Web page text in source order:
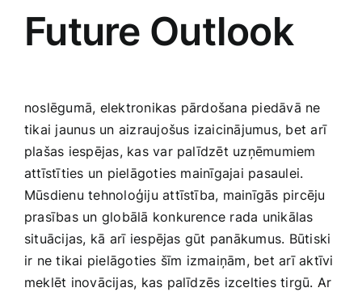
Future Outlook
noslēgumā,‌ elektronikas pārdošana piedāvā ne
tikai jaunus un aizraujošus ​izaicinājumus, bet arī
plašas iespējas, kas var palīdzēt uzņēmumiem
attīstīties un pielāgoties mainīgajai pasaulei.
Mūsdienu tehnoloģiju attīstība, mainīgās ‌pircēju
prasības un globālā konkurence rada unikālas
situācijas, kā arī⁤ iespējas gūt panākumus. Būtiski
ir ne tikai pielāgoties šīm izmaiņām, bet arī aktīvi
meklēt inovācijas,‍ kas palīdzēs izcelties tirgū. Ar